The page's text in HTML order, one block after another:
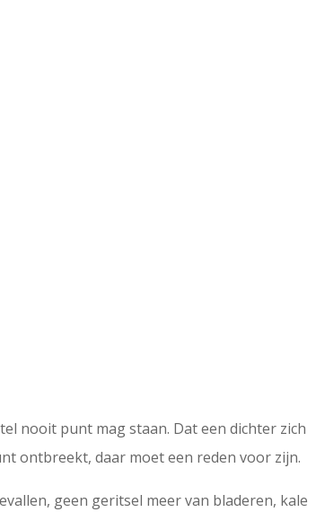
nooit punt mag staan. Dat een dichter zich
ontbreekt, daar moet een reden voor zijn.
geen geritsel meer van bladeren, kale